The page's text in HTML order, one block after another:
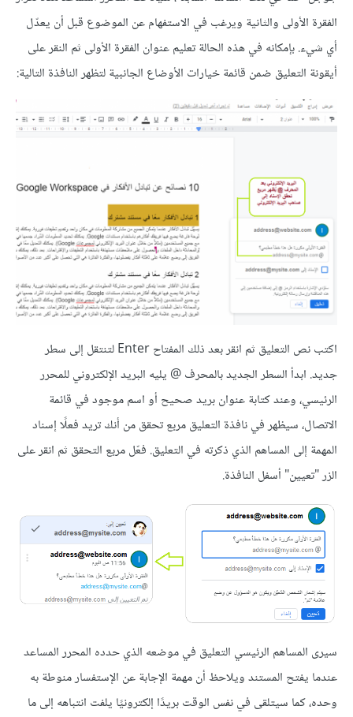
الفقرة الأولى والثانية ويرغب في الاستفهام عن الموضوع قبل أن يعدّل
أي شيء. بإمكانه في هذه الحالة تعليم عنوان الفقرة الأولى ثم النقر على
أيقونة التعليق ضمن قائمة خيارات الأوضاع الجانبية لتظهر النافذة التالية:
اكتب نص التعليق ثم انقر بعد ذلك المفتاح Enter لتنتقل إلى سطر
جديد. ابدأ السطر الجديد بالمحرف @ يليه البريد الإلكتروني للمحرر
الرئيسي، وعند كتابة عنوان بريد صحيح أو اسم موجود في قائمة
الاتصال، سيظهر في نافذة التعليق مربع تحقق من أنك تريد فعلًا إسناد
المهمة إلى المساهم الذي ذكرته في التعليق. فعّل مربع التحقق ثم انقر على
الزر "تعيين" أسفل النافذة.
سيرى المساهم الرئيسي التعليق في موضعه الذي حدده المحرر المساعد
عندما يفتح المستند ويلاحظ أن مهمة الإجابة عن الإستفسار منوطة به
وحده، كما سيتلقى في نفس الوقت بريدًا إلكترونيًا يلفت انتباهه إلى ما